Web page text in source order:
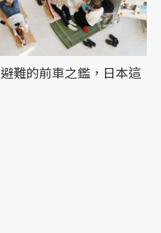
難的前車之鑑，日本這